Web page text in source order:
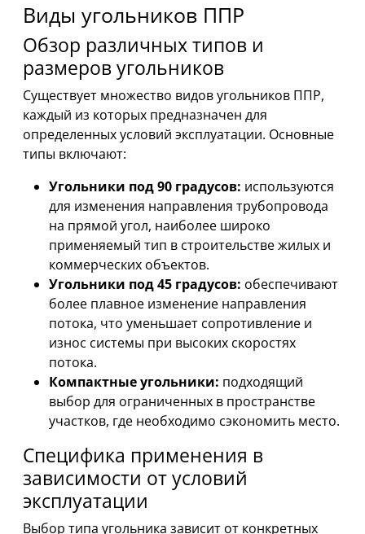
Виды угольников ППР
Обзор различных типов и
размеров угольников
Существует множество видов угольников ППР,
каждый из которых предназначен для
определенных условий эксплуатации. Основные
типы включают:
Угольники под 90 градусов: используются
для изменения направления трубопровода
на прямой угол, наиболее широко
применяемый тип в строительстве жилых и
коммерческих объектов.
Угольники под 45 градусов: обеспечивают
более плавное изменение направления
потока, что уменьшает сопротивление и
износ системы при высоких скоростях
потока.
Компактные угольники: подходящий
выбор для ограниченных в пространстве
участков, где необходимо сэкономить место.
Специфика применения в
зависимости от условий
эксплуатации
Выбор типа угольника зависит от конкретных